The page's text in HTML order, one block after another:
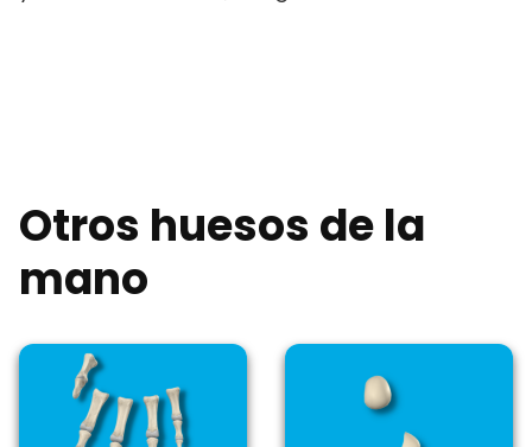
Otros huesos de la
mano